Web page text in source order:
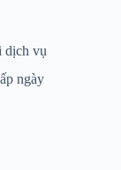
dịch vụ
ngày